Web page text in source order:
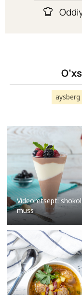
aysberg
Videoretsept:
muss